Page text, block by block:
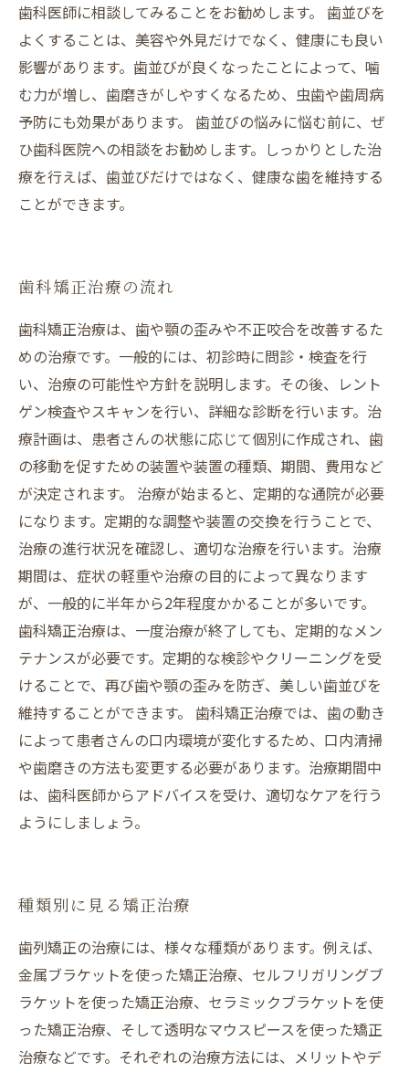
歯科医師に相談してみることをお勧めします。 歯並びを
よくすることは、美容や外見だけでなく、健康にも良い
影響があります。歯並びが良くなったことによって、噛
む力が増し、歯磨きがしやすくなるため、虫歯や歯周病
予防にも効果があります。 歯並びの悩みに悩む前に、ぜ
ひ歯科医院への相談をお勧めします。しっかりとした治
療を行えば、歯並びだけではなく、健康な歯を維持する
ことができます。
歯科矯正治療の流れ
歯科矯正治療は、歯や顎の歪みや不正咬合を改善するた
めの治療です。一般的には、初診時に問診・検査を行
い、治療の可能性や方針を説明します。その後、レント
ゲン検査やスキャンを行い、詳細な診断を行います。治
療計画は、患者さんの状態に応じて個別に作成され、歯
の移動を促すための装置や装置の種類、期間、費用など
が決定されます。 治療が始まると、定期的な通院が必要
になります。定期的な調整や装置の交換を行うことで、
治療の進行状況を確認し、適切な治療を行います。治療
期間は、症状の軽重や治療の目的によって異なります
が、一般的に半年から2年程度かかることが多いです。
歯科矯正治療は、一度治療が終了しても、定期的なメン
テナンスが必要です。定期的な検診やクリーニングを受
けることで、再び歯や顎の歪みを防ぎ、美しい歯並びを
維持することができます。 歯科矯正治療では、歯の動き
によって患者さんの口内環境が変化するため、口内清掃
や歯磨きの方法も変更する必要があります。治療期間中
は、歯科医師からアドバイスを受け、適切なケアを行う
ようにしましょう。
種類別に見る矯正治療
歯列矯正の治療には、様々な種類があります。例えば、
金属ブラケットを使った矯正治療、セルフリガリングブ
ラケットを使った矯正治療、セラミックブラケットを使
った矯正治療、そして透明なマウスピースを使った矯正
治療などです。それぞれの治療方法には、メリットやデ